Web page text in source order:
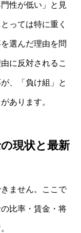
性が低い」と見
っては特に重く
選んだ理由を問
に反対されるこ
、「負け組」と
あります。
現状と最新
ません。ここで
比率・賃金・将